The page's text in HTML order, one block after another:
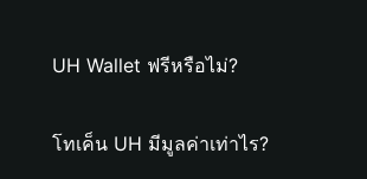
UH Wallet ฟรีหรือไม่?
โทเค็น UH มีมูลค่าเท่าไร?